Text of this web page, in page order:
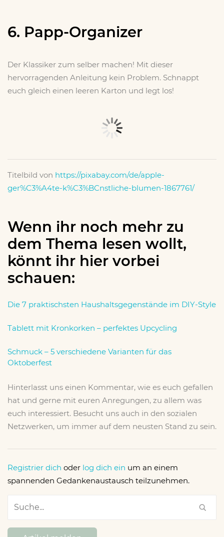
6. Papp-Organizer
Der Klassiker zum selber machen! Mit dieser
hervorragenden Anleitung kein Problem. Schnappt
euch gleich einen leeren Karton und legt los!
Titelbild von https://pixabay.com/de/apple-
ger%C3%A4te-k%C3%BCnstliche-blumen-1867761/
Wenn ihr noch mehr zu
dem Thema lesen wollt,
könnt ihr hier vorbei
schauen:
Die 7 praktischsten Haushaltsgegenstände im DIY-Style
Tablett mit Kronkorken – perfektes Upcycling
Schmuck – 5 verschiedene Varianten für das
Oktoberfest
Hinterlasst uns einen Kommentar, wie es euch gefallen
hat und gerne mit euren Anregungen, zu allem was
euch interessiert. Besucht uns auch in den sozialen
Netzwerken, um immer auf dem neusten Stand zu sein.
Registrier dich oder log dich ein um an einem
spannenden Gedankenaustausch teilzunehmen.